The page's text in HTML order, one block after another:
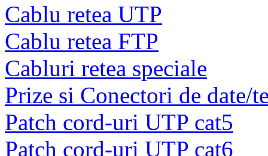
Cablu retea UTP
Cablu retea FTP
Cabluri retea speciale
Prize si Conectori de date/
Patch cord-uri UTP cat5
Patch cord-uri UTP cat6